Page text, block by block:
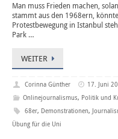
Man muss Frieden machen,
stammt aus den 1968ern,
Protestbewegung in Istanbul
Park …
WEITER
Corinna Günther
17. Juni
Onlinejournalismus, Politik und
68er, Demonstrationen,
Übung für die Uni